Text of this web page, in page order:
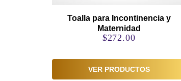
Toalla para Incontinencia y
Maternidad
$272.00
VER PRODUCTOS